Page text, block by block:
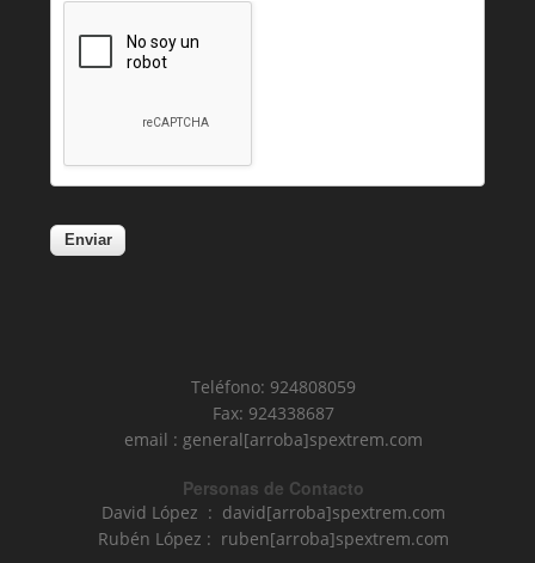
Teléfono: 924808059
Fax: 924338687
email : general[arroba]spextrem.com
Personas de Contacto
David López : david[arroba]spextrem.com
Rubén López : ruben[arroba]spextrem.com